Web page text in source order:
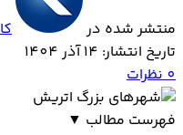
منتشر شده در
تاریخ انتشار: 14 آذر 1404
0نظرات
فهرست مطالب ▼